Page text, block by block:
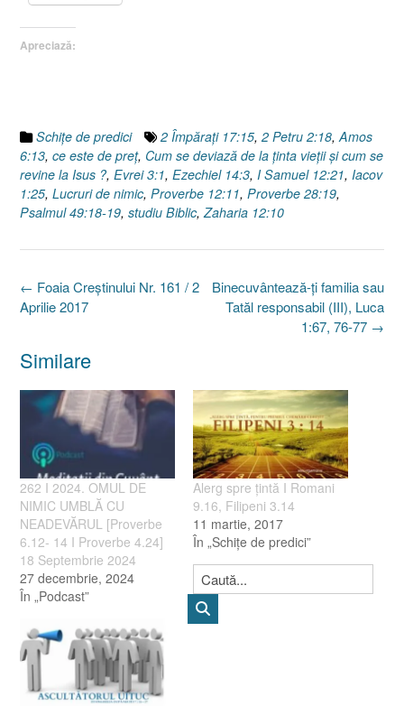
Apreciază:
Schiţe de predici 2 Împăraţi 17:15, 2 Petru 2:18, Amos
6:13, ce este de preţ, Cum se deviază de la ţinta vieţii şi cum se
revine la Isus ?, Evrei 3:1, Ezechiel 14:3, I Samuel 12:21, Iacov
1:25, Lucruri de nimic, Proverbe 12:11, Proverbe 28:19,
Psalmul 49:18-19, studiu Biblic, Zaharia 12:10
Post
navigation
Binecuvântează-ţi familia sau
Tatăl responsabil (III), Luca
1:67, 76-77 →
← Foaia Creştinului Nr. 161 / 2
Aprilie 2017
Similare
262 I 2024. OMUL DE
NIMIC UMBLĂ CU
NEADEVĂRUL [Proverbe
6.12- 14 I Proverbe 4.24]
18 Septembrie 2024
27 decembrie, 2024
În „Podcast”
Alerg spre ţintă I Romani
9.16, Filipeni 3.14
11 martie, 2017
În „Schiţe de predici”